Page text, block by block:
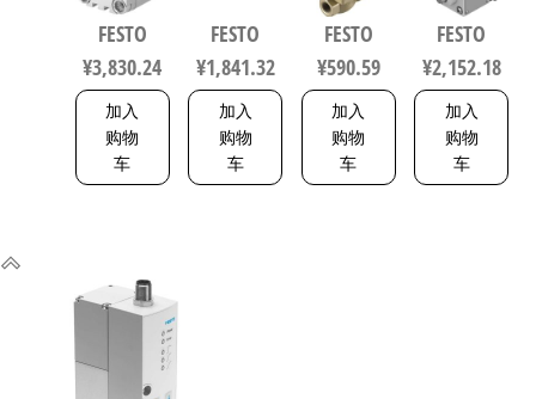
60mm 缸径
80mm
156833
FESTO
¥3,830.24
加入
购物
车
164075
FESTO
¥1,841.32
加入
购物
车
电磁阀 行
程10mm 符
合EN 12266-
1 1492112
FESTO
¥590.59
加入
购物
车
规格1.2
535615
FESTO
¥2,152.18
加入
购物
车